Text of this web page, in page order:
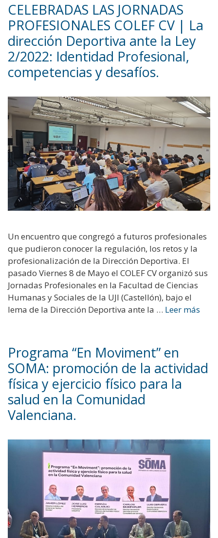
CELEBRADAS LAS JORNADAS
PROFESIONALES COLEF CV | La
dirección Deportiva ante la Ley
2/2022: Identidad Profesional,
competencias y desafíos.
Un encuentro que congregó a futuros profesionales
que pudieron conocer la regulación, los retos y la
profesionalización de la Dirección Deportiva. El
pasado Viernes 8 de Mayo el COLEF CV organizó sus
Jornadas Profesionales en la Facultad de Ciencias
Humanas y Sociales de la UJI (Castellón), bajo el
lema de la Dirección Deportiva ante la … Leer más
Programa “En Moviment” en
SOMA: promoción de la actividad
física y ejercicio físico para la
salud en la Comunidad
Valenciana.